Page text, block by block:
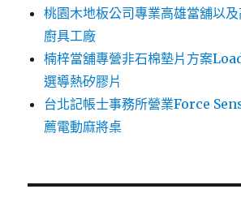
桃園木地板公司專業高雄當舖以
廚具工廠
楠梓當舖專營非石棉墊片方案
選導熱矽膠片
台北記帳士事務所營業Force
薦電動麻將桌